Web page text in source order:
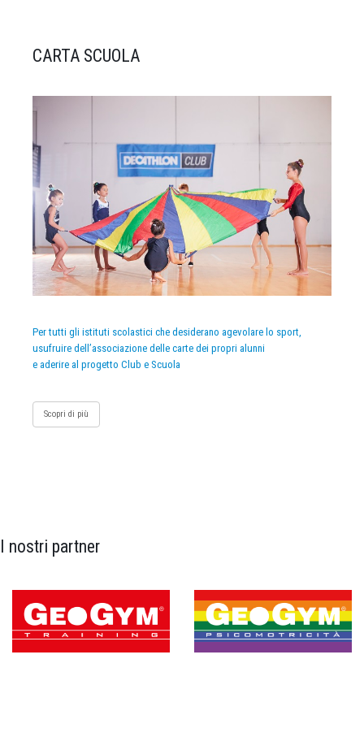
CARTA SCUOLA
Per tutti gli istituti scolastici che desiderano agevolare lo sport,
usufruire dell’associazione delle carte dei propri alunni
e aderire al progetto Club e Scuola
Scopri di più
I nostri partner